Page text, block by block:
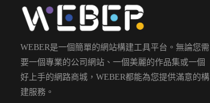
WEBER是一個簡單的網站構建工具平台。無論您需
要一個專業的公司網站、一個美麗的作品集或一個
好上手的網路商城，WEBER都能為您提供滿意的構
建服務。